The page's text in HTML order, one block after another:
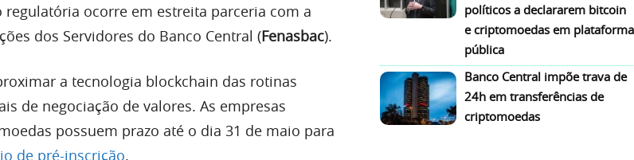
regulatória ocorre em estreita parceria com a
dos Servidores do Banco Central (Fenasbac).
a tecnologia blockchain das rotinas
de negociação de valores. As empresas
possuem prazo até o dia 31 de maio para
de pré-inscrição.
políticos a declararem bitcoin
e criptomoedas em plataforma
pública
Banco Central impõe trava de
24h em transferências de
criptomoedas